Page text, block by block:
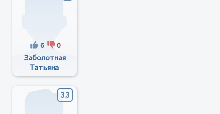
6 0
Заболотная
Татьяна
Валентиновна
3.3